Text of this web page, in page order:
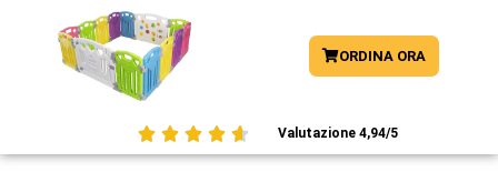
ORDINA ORA
     Valutazione 4,94/5